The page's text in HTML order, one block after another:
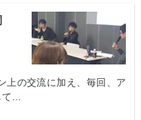
上の交流に加え、毎回、ア
…